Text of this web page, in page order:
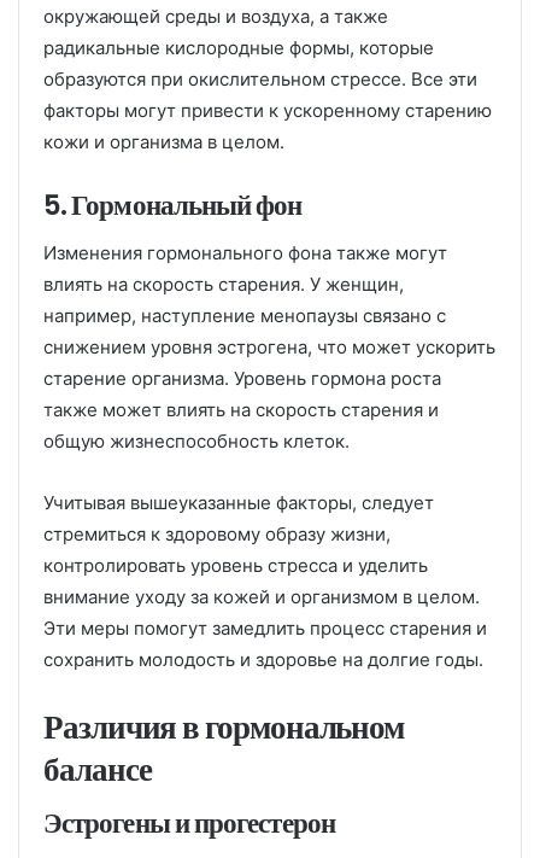
окружающей среды и воздуха, а также
радикальные кислородные формы, которые
образуются при окислительном стрессе. Все эти
факторы могут привести к ускоренному старению
кожи и организма в целом.
5. Гормональный фон
Изменения гормонального фона также могут
влиять на скорость старения. У женщин,
например, наступление менопаузы связано с
снижением уровня эстрогена, что может ускорить
старение организма. Уровень гормона роста
также может влиять на скорость старения и
общую жизнеспособность клеток.
Учитывая вышеуказанные факторы, следует
стремиться к здоровому образу жизни,
контролировать уровень стресса и уделить
внимание уходу за кожей и организмом в целом.
Эти меры помогут замедлить процесс старения и
сохранить молодость и здоровье на долгие годы.
Различия в гормональном
балансе
Эстрогены и прогестерон